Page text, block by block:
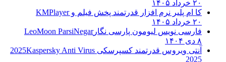
۲۰ خرداد ۱۴۰۵
کا ام پلیر نرم افزار قدرتمند پخش فیلم وKMPlayer
۲۰ خرداد ۱۴۰۵
فارسی نویس لیومون پارسی نگارLeoMoon ParsiNegar
۸ دی ۱۴۰۴
آنتی ویروس قدرتمند کسپرسکی 2025 Kaspersky Anti Virus
2025